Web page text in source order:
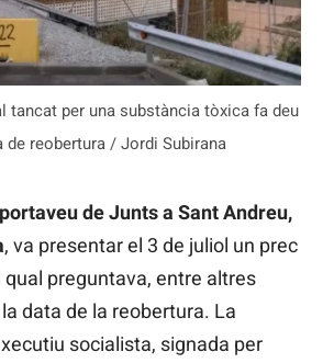
tancat per una substància tòxica fa deu
de reobertura / Jordi Subirana
de Junts a Sant Andreu,
, va presentar el 3 de juliol un prec
qual preguntava, entre altres
data de la reobertura. La
socialista, signada per